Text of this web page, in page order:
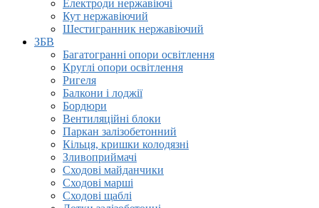
Електроди нержавіючі
Кут нержавіючий
Шестигранник нержавіючий
ЗБВ
Багатогранні опори освітлення
Круглі опори освітлення
Ригеля
Балкони і лоджії
Бордюри
Вентиляційні блоки
Паркан залізобетонний
Кільця, кришки колодязні
Зливоприймачі
Сходові майданчики
Сходові марші
Сходові щаблі